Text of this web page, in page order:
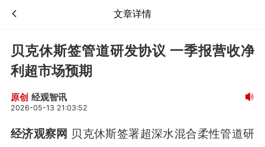
文章详情
贝克休斯签管道研发协议 一季报营收净
利超市场预期
原创 经观智讯
2026-05-13 21:03:52
经济观察网 贝克休斯签署超深水混合柔性管道研